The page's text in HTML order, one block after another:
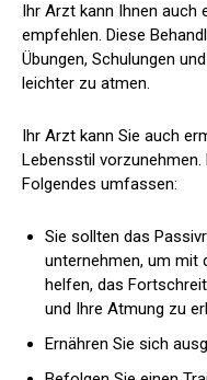
Ihr Arzt kann Ihnen auch
empfehlen. Diese
Übungen, Schulungen
leichter zu atmen.
Ihr Arzt kann Sie auch
Lebensstil vorzunehmen.
Folgendes umfassen:
Sie sollten das
unternehmen, um mit
helfen, das
und Ihre Atmung zu
Ernähren Sie sich